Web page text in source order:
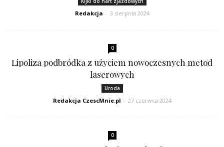
Redakcja - 3 sierpnia 2024
0
Lipoliza podbródka z użyciem nowoczesnych metod
laserowych
Uroda
Redakcja CzescMnie.pl - 27 czerwca 2024
0